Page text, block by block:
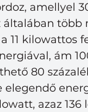
amellyel
11 kilowattos
ám
80
azaz